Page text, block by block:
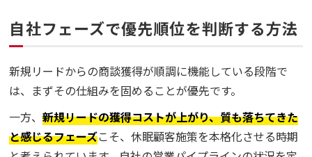
自社フェーズで優先順位を判断する方法
新規リードからの商談獲得が順調に機能している段階で
は、まずその仕組みを固めることが優先です。
一方、新規リードの獲得コストが上がり、質も落ちてきた
と感じるフェーズこそ、休眠顧客施策を本格化させる時期